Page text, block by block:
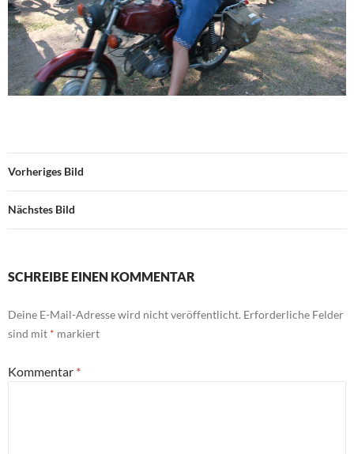
Vorheriges Bild
Nächstes Bild
SCHREIBE EINEN KOMMENTAR
Deine E-Mail-Adresse wird nicht veröffentlicht. Erforderliche Felder
sind mit * markiert
Kommentar *